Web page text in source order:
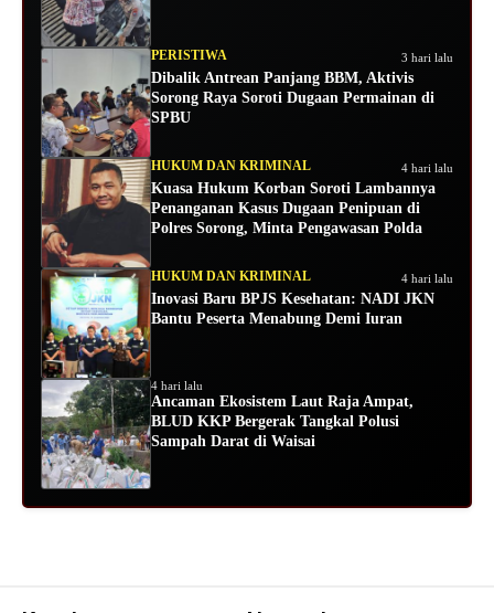
PERISTIWA 3 hari lalu
Dibalik Antrean Panjang BBM, Aktivis
Sorong Raya Soroti Dugaan Permainan di
SPBU
HUKUM DAN KRIMINAL 4 hari lalu
Kuasa Hukum Korban Soroti Lambannya
Penanganan Kasus Dugaan Penipuan di
Polres Sorong, Minta Pengawasan Polda
HUKUM DAN KRIMINAL 4 hari lalu
Inovasi Baru BPJS Kesehatan: NADI JKN
Bantu Peserta Menabung Demi Iuran
4 hari lalu
Ancaman Ekosistem Laut Raja Ampat,
BLUD KKP Bergerak Tangkal Polusi
Sampah Darat di Waisai